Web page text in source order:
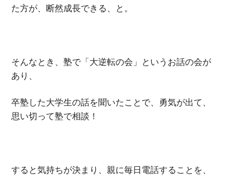
た方が、断然成長できる、と。
そんなとき、塾で「大逆転の会」というお話の会が
あり、
卒塾した大学生の話を聞いたことで、勇気が出て、
思い切って塾で相談！
すると気持ちが決まり、親に毎日電話することを、